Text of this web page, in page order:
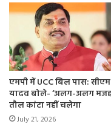
एमपी में UCC बिल पास: सीएम
यादव बोले- ‘अलग-अलग
तौल कांटा नहीं चलेगा
July 21, 2026